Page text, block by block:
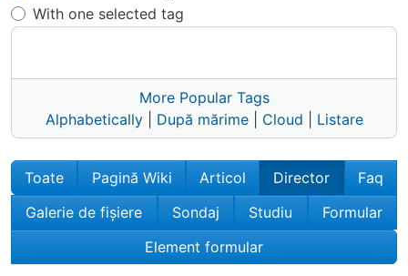
With one selected tag
More Popular Tags
Alphabetically| După mărime| Cloud Listare
Toate Pagină Wiki Articol Director
Faq
Galerie de fișiere
Sondaj Studiu
Formular
Element formular